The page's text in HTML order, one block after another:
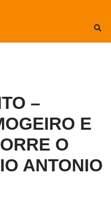
–
E
O
ANTONIO